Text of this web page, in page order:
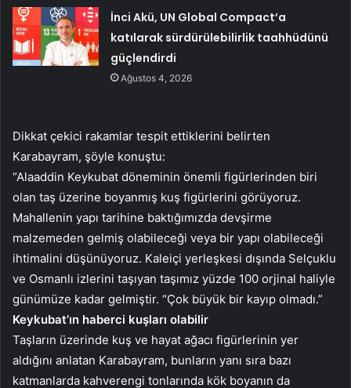
İnci Akü, UN Global Compact’a
katılarak sürdürülebilirlik taahhüdünü
güçlendirdi
Ağustos 4, 2026
Dikkat çekici rakamlar tespit ettiklerini belirten
Karabayram, şöyle konuştu:
“Alaaddin Keykubat döneminin önemli figürlerinden biri
olan taş üzerine boyanmış kuş figürlerini görüyoruz.
Mahallenin yapı tarihine baktığımızda devşirme
malzemeden gelmiş olabileceği veya bir yapı olabileceği
ihtimalini düşünüyoruz. Kaleiçi yerleşkesi dışında Selçuklu
ve Osmanlı izlerini taşıyan taşımız yüzde 100 orjinal haliyle
günümüze kadar gelmiştir. “Çok büyük bir kayıp olmadı.”
Keykubat’ın haberci kuşları olabilir
Taşların üzerinde kuş ve hayat ağacı figürlerinin yer
aldığını anlatan Karabayram, bunların yanı sıra bazı
katmanlarda kahverengi tonlarında kök boyanın da